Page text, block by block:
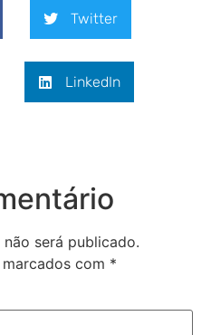
Twitter
LinkedIn
será publicado.
com *